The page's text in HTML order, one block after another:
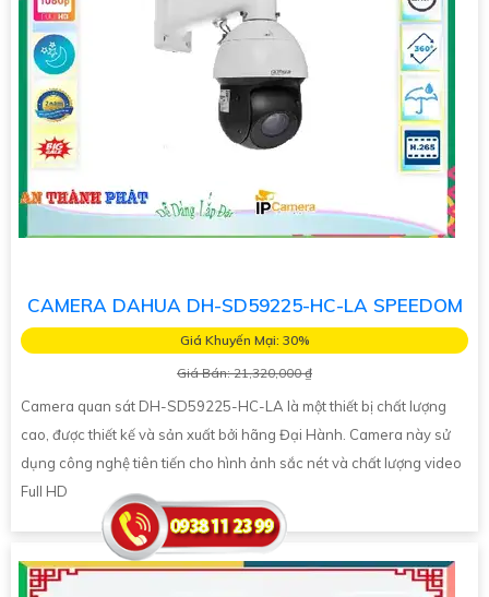
CAMERA DAHUA DH-SD59225-HC-LA SPEEDOM
Giá Khuyến Mại: 30%
Giá Bán: 21,320,000 ₫
Camera quan sát DH-SD59225-HC-LA là một thiết bị chất lượng
cao, được thiết kế và sản xuất bởi hãng Đại Hành. Camera này sử
dụng công nghệ tiên tiến cho hình ảnh sắc nét và chất lượng video
Full HD